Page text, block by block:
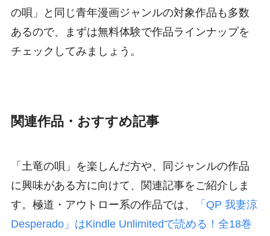
の唄」と同じ青年漫画ジャンルの対象作品も多数
あるので、まずは無料体験で作品ラインナップを
チェックしてみましょう。
関連作品・おすすめ記事
「土竜の唄」を楽しんだ方や、同ジャンルの作品
に興味がある方に向けて、関連記事をご紹介しま
す。極道・アウトロー系の作品では、
「QP 我妻涼
Desperado」はKindle Unlimitedで読める！全18巻